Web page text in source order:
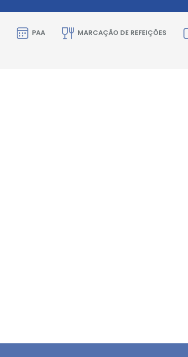
PAA MARCAÇÃO DE REFEIÇÕES